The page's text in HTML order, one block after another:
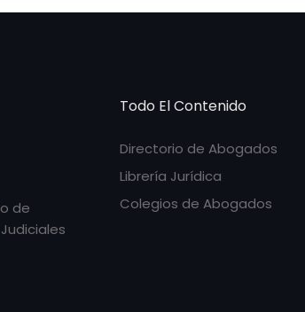
de
Todo El Contenido
Directorio de Abogados
Librería Jurídica
Colegios de Abogados